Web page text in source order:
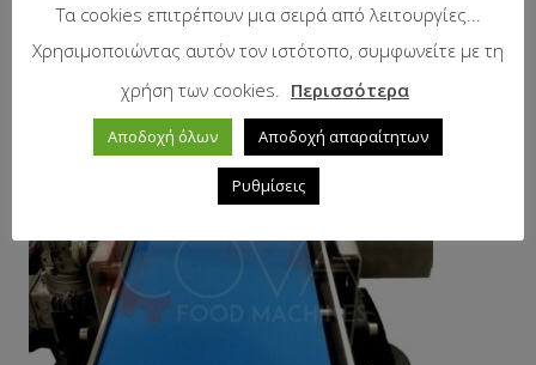
Τα cookies επιτρέπουν μια σειρά από λειτουργίες...
Χρησιμοποιώντας αυτόν τον ιστότοπο, συμφωνείτε με τη
χρήση των cookies.
Περισσότερα
Αποδοχή όλων Αποδοχή απαραίτητων
Ρυθμίσεις